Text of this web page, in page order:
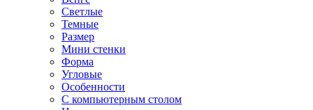
Светлые
Темные
Размер
Мини стенки
Форма
Угловые
Особенности
С компьютерным столом